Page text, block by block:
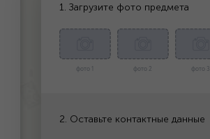
1. Загрузите фото предмета
фото 1 фото 2 фото 3
2. Оставьте контактные данные